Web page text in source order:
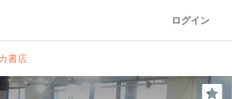
ログイン
書店